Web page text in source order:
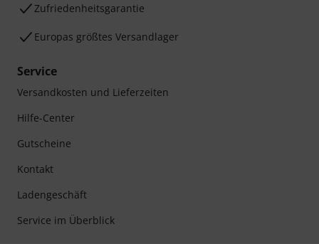
Zufriedenheitsgarantie
Europas größtes Versandlager
Service
Versandkosten und Lieferzeiten
Hilfe-Center
Gutscheine
Kontakt
Ladengeschäft
Service im Überblick